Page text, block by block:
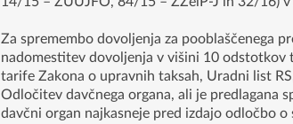
Za spremembo dovoljenja za pooblaščenega
nadomestitev dovoljenja v višini 10 odstotkov
tarife Zakona o upravnih taksah, Uradni list
Odločitev davčnega organa, ali je predlagana
davčni organ najkasneje pred izdajo odločbo